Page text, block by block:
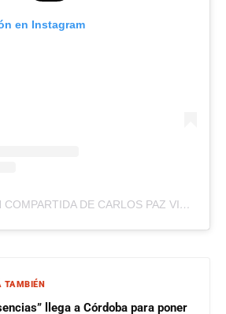
en Instagram
UNA PUBLICACIÓN COMPARTIDA DE CARLOS PAZ VIVO (@CARLOSPAZVIVO)
TAMBIÉN
llega a Córdoba para poner